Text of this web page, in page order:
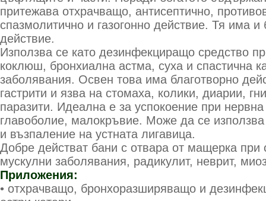
притежава отхрачващо, антисептично,
спазмолитично и газогонно действие. Тя има
действие.
Използва се като дезинфекциращо средство
коклюш, бронхиална астма, суха и спастична
заболявания. Освен това има благотворно
гастрити и язва на стомаха, колики, диарии,
паразити. Идеална е за успокоение при
главоболие, малокръвие. Може да се използва
и възпаление на устната лигавица.
Добре действат бани с отвара от мащерка при
мускулни заболявания, радикулит, неврит,
Приложения:
• отхрачващо, бронхоразширяващо и